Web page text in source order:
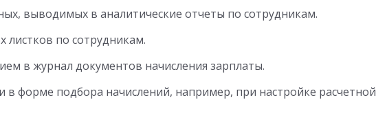
выводимых в аналитические отчеты по сотрудникам.
листков по сотрудникам.
в журнал документов начисления зарплаты.
в форме подбора начислений, например, при настройке расчетной